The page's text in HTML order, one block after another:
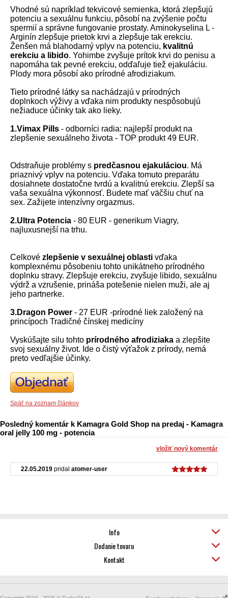
Vhodné sú napríklad tekvicové semienka, ktorá zlepšujú
potenciu a sexuálnu funkciu, pôsobí na zvýšenie počtu
spermií a správne fungovanie prostaty. Aminokyselina L -
Arginín zlepšuje prietok krvi a zlepšuje tak erekciu.
Ženšen má blahodarný vplyv na potenciu, kvalitnú
erekciu a libido. Yohimbe zvyšuje prítok krvi do penisu a
napomáha tak pevné erekciu, odďaľuje tiež ejakuláciu.
Plody mora pôsobí ako prírodné afrodiziakum.
Tieto prírodné látky sa nachádzajú v prírodných
doplnkoch výživy a vďaka nim produkty nespôsobujú
nežiaduce účinky tak ako lieky.
1.Vimax Pills - odborníci radia: najlepší produkt na
zlepšenie sexuálneho života - TOP produkt 49 EUR.
Odstraňuje problémy s predčasnou ejakuláciou. Má
priaznivý vplyv na potenciu. Vďaka tomuto preparátu
dosiahnete dostatočne tvrdú a kvalitnú erekciu. Zlepší sa
vaša sexuálna výkonnosť. Budete mať väčšiu chuť na
sex. Zažijete intenzívny orgazmus.
2.Ultra Potencia - 80 EUR - generikum Viagry,
najluxusnejší na trhu.
Celkové zlepšenie v sexuálnej oblasti vďaka
komplexnému pôsobeniu tohto unikátneho prírodného
doplnku stravy. Zlepšuje erekciu, zvyšuje libido, sexuálnu
výdrž a vzrušenie, prináša potešenie nielen muži, ale aj
jeho partnerke.
3.Dragon Power - 27 EUR -prírodné liek založený na
princípoch Tradičné čínskej medicíny
Vyskúšajte silu tohto prírodného afrodiziaka a zlepšite
svoj sexuálny život. Ide o čistý výťažok z prírody, nemá
preto vedľajšie účinky.
Späť na zoznam článkov
Posledný komentár k Kamagra Gold Shop na predaj - Kamagra
oral jelly 100 mg - potencia
vložiť nový komentár
22.05.2019 pridal atomer-user
Info
Dodanie tovaru
Kontakt